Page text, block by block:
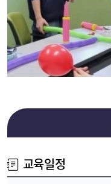
교육일정